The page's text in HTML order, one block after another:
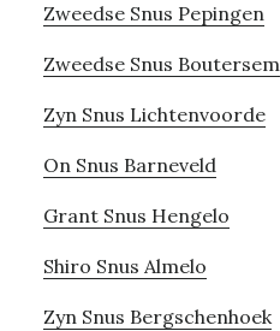
Zweedse Snus Pepingen
Zweedse Snus Boutersem
Zyn Snus Lichtenvoorde
On Snus Barneveld
Grant Snus Hengelo
Shiro Snus Almelo
Zyn Snus Bergschenhoek